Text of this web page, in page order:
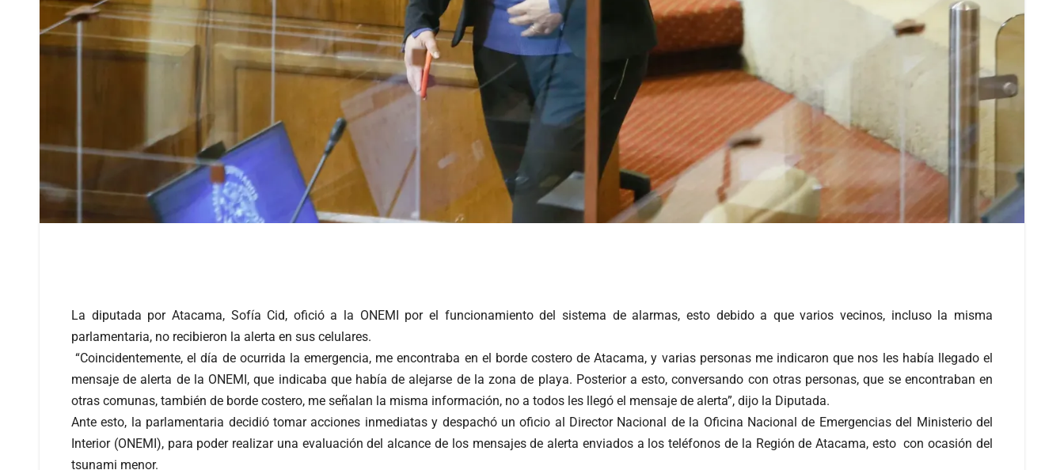
La diputada por Atacama, Sofía Cid, ofició a la ONEMI por el funcionamiento del sistema de alarmas, esto debido a que varios vecinos, incluso la misma
parlamentaria, no recibieron la alerta en sus celulares.
“Coincidentemente, el día de ocurrida la emergencia, me encontraba en el borde costero de Atacama, y varias personas me indicaron que nos les había llegado el
mensaje de alerta de la ONEMI, que indicaba que había de alejarse de la zona de playa. Posterior a esto, conversando con otras personas, que se encontraban en
otras comunas, también de borde costero, me señalan la misma información, no a todos les llegó el mensaje de alerta”, dijo la Diputada.
Ante esto, la parlamentaria decidió tomar acciones inmediatas y despachó un oficio al Director Nacional de la Oficina Nacional de Emergencias del Ministerio del
Interior (ONEMI), para poder realizar una evaluación del alcance de los mensajes de alerta enviados a los teléfonos de la Región de Atacama, esto con ocasión del
tsunami menor.